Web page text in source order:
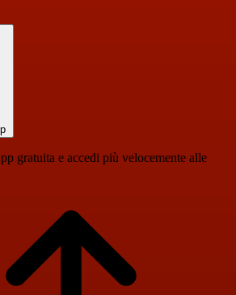
gratuita e accedi più velocemente alle